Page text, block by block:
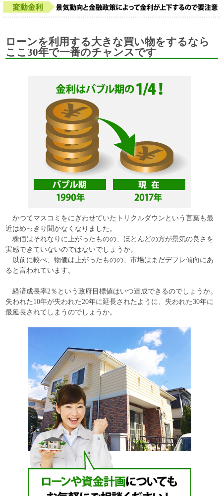
ローンを利用する大きな買い物をするなら
ここ30年で一番のチャンスです
かつてマスコミをにぎわせていたトリクルダウンという言葉も最
近はめっきり聞かなくなりました。
株価はそれなりに上がったものの、ほとんどの方が景気の良さを
実感できていないのではないでしょうか。
以前に較べ、物価は上がったものの、市場はまだデフレ傾向にあ
ると言われています。
経済成長率2％という政府目標値はいつ達成できるのでしょうか。
失われた10年が失われた20年に延長されたように、失われた30年に
最延長されてしまうのでしょうか。